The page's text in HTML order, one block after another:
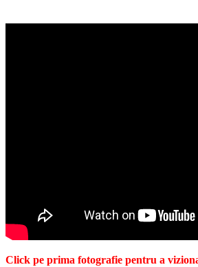
Click pe prima fotografie pentru a